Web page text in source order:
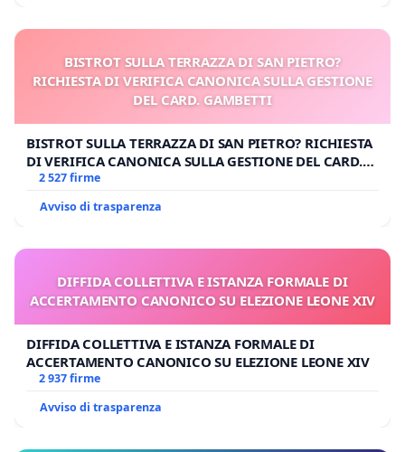
BISTROT SULLA TERRAZZA DI SAN PIETRO?
RICHIESTA DI VERIFICA CANONICA SULLA GESTIONE
DEL CARD. GAMBETTI
BISTROT SULLA TERRAZZA DI SAN PIETRO? RICHIESTA
DI VERIFICA CANONICA SULLA GESTIONE DEL CARD.
GAMBETTI
2 527 firme
Avviso di trasparenza
DIFFIDA COLLETTIVA E ISTANZA FORMALE DI
ACCERTAMENTO CANONICO SU ELEZIONE LEONE XIV
DIFFIDA COLLETTIVA E ISTANZA FORMALE DI
ACCERTAMENTO CANONICO SU ELEZIONE LEONE XIV
2 937 firme
Avviso di trasparenza